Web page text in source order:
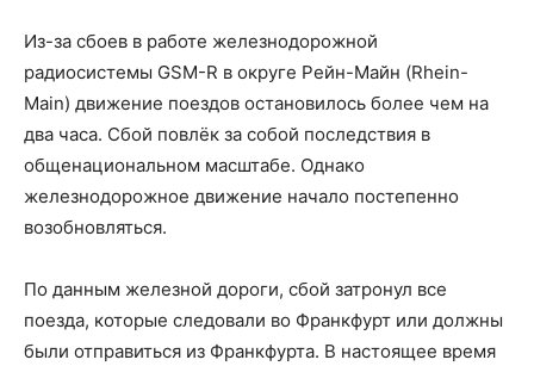
Из-за сбоев в работе железнодорожной
радиосистемы GSM-R в округе Рейн-Майн (Rhein-
Main) движение поездов остановилось более чем на
два часа. Сбой повлёк за собой последствия в
общенациональном масштабе. Однако
железнодорожное движение начало постепенно
возобновляться.
По данным железной дороги, сбой затронул все
поезда, которые следовали во Франкфурт или должны
были отправиться из Франкфурта. В настоящее время